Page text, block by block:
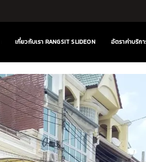
เกี่ยวกับเรา RANGSIT SLIDEON อัตราค่าบริก